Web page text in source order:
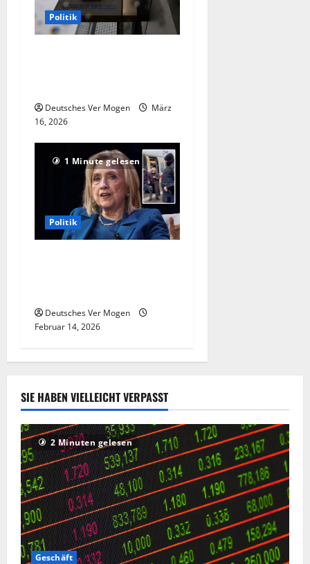
Politik
Deutsches Ver Mogen
März
16, 2026
1 Minute gelesen
Politik
Deutsches Ver Mogen
Februar 14, 2026
SIE HABEN VIELLEICHT VERPASST
2 Minuten gelesen
Geschäft